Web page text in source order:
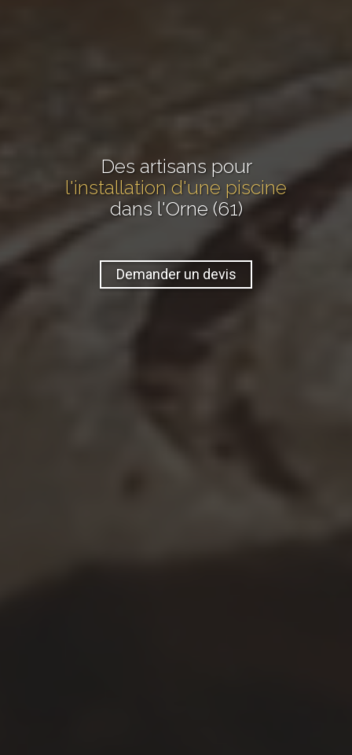
Des artisans pour
l'installation d'une piscine
dans l'Orne (61)
Demander un devis